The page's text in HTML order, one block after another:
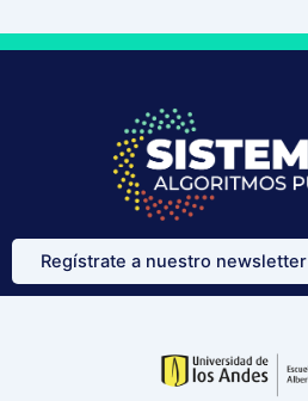
Regístrate a nuestro newsletter